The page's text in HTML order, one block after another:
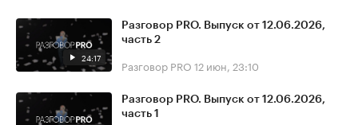
24:17
Разговор PRO. Выпуск от 12.06.2026,
часть 2
Разговор PRO 12 июн, 23:10
Разговор PRO. Выпуск от 12.06.2026,
часть 1